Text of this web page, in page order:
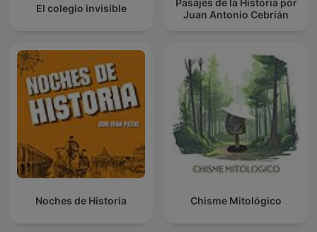
El colegio invisible
Juan Antonio Cebrián
Noches de Historia Chisme Mitológico